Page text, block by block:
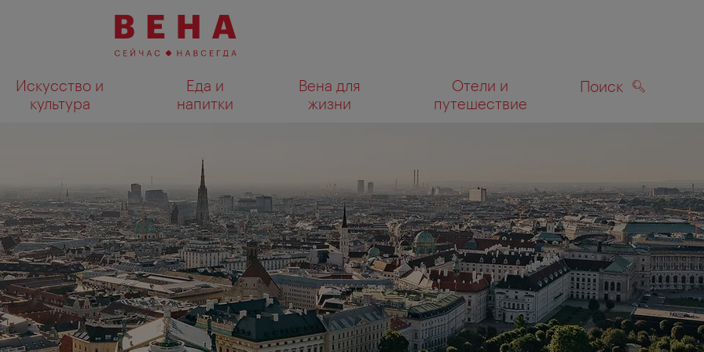
Искусство и
культура
Еда и
напитки
Вена для
жизни
Отели и
путешествие
Поиск